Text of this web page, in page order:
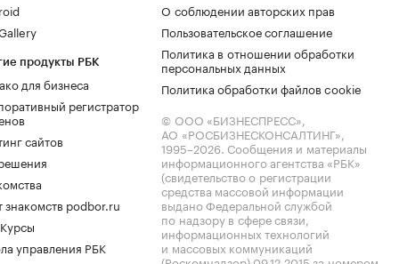
продукты РБК
для бизнеса
регистратор
сайтов
знакомств podbor.ru
управления РБК
О соблюдении авторских прав
Пользовательское соглашение
Политика в отношении обработки
персональных данных
Политика обработки файлов cookie
© ООО «БИЗНЕСПРЕСС»,
АО «РОСБИЗНЕСКОНСАЛТИНГ»,
1995–2026. Сообщения и материалы
информационного агентства «РБК»
(свидетельство о регистрации
средства массовой информации
выдано Федеральной службой
по надзору в сфере связи,
информационных технологий
и массовых коммуникаций